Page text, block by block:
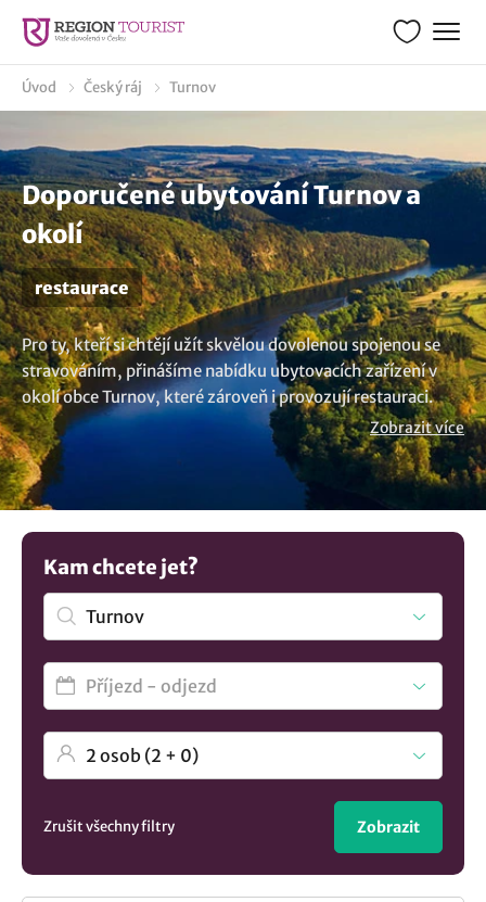
Úvod Český ráj Turnov
Doporučené ubytování Turnov a
okolí
restaurace
Pro ty, kteří si chtějí užít skvělou dovolenou spojenou se
stravováním, přinášíme nabídku ubytovacích zařízení v
okolí obce Turnov, které zároveň i provozují restauraci.
Vybraná ubytování s možností stravování se snídaní,
polopenzí nebo plnou penzí vám umožní vychutnat si
lokální kuchyni. Užijte si jedinečnou kombinaci pohodlí,
výborného jídla a nezapomenutelné dovolené. Není to co
hledáte? Prohlédněte si všechnaubytování v lokalitě
Zobrazit více
Kam chcete jet?
Zrušit všechny filtry Zobrazit